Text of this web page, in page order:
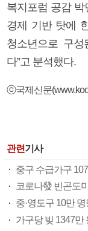
복지포럼 공감 박
경제 기반 탓에
청소년으로 구
다”고 분석했다.
ⓒ국제신문
관련기사
중구 수급가구
코로나發 빈곤도
중·영도구 10만
가구당 빚 1347만